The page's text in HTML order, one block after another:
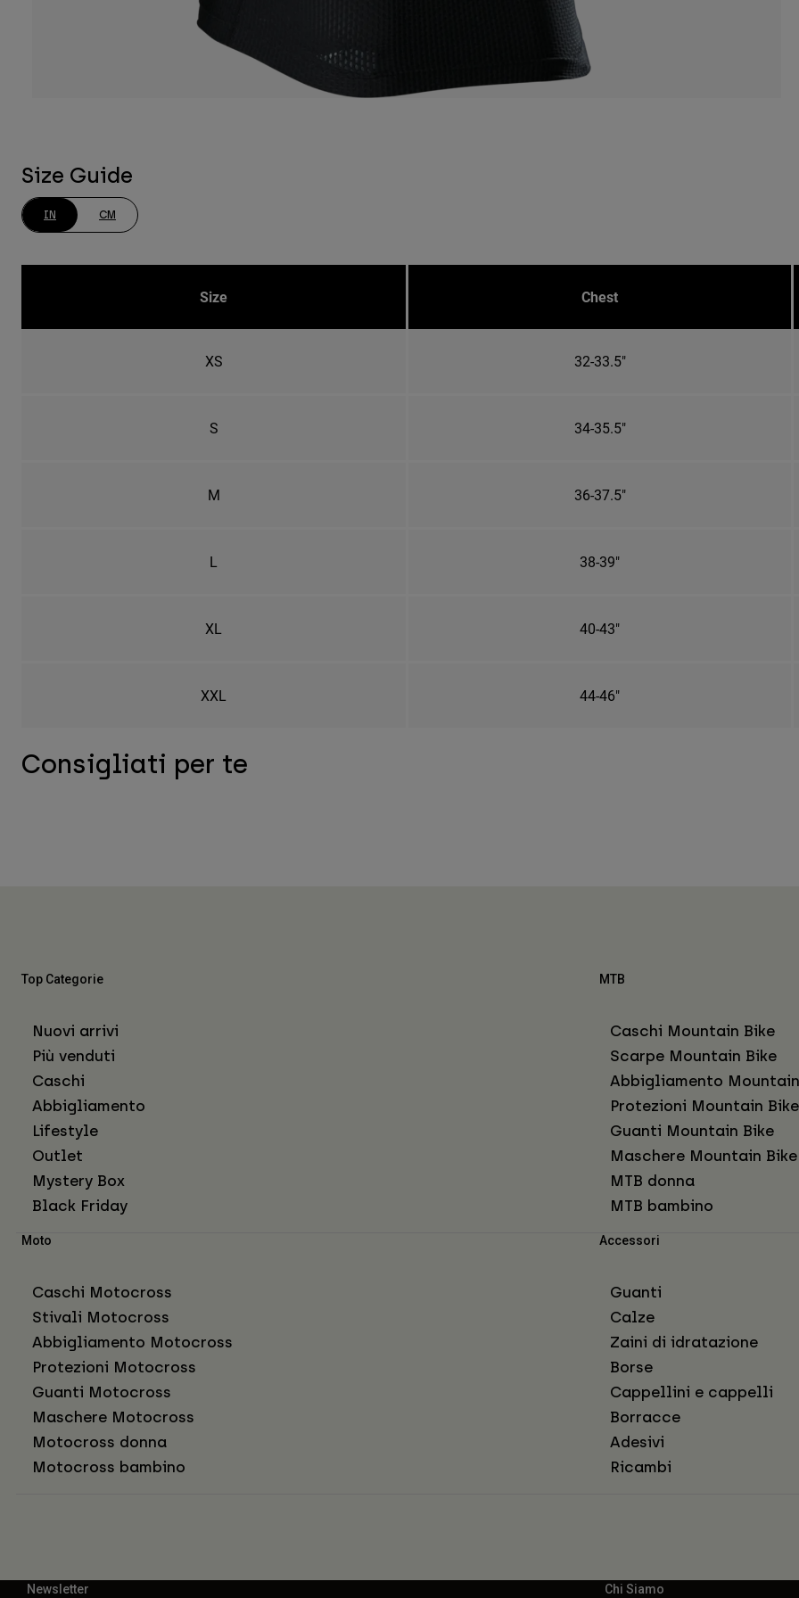
Size Guide
IN CM
Size Chest
XS 32-33.5"
S 34-35.5"
M 36-37.5"
L 38-39"
XL 40-43"
XXL 44-46"
Consigliati per te
Top Categorie
Nuovi arrivi
Più venduti
Caschi
Abbigliamento
Lifestyle
Outlet
Mystery Box
Black Friday
MTB
Caschi Mountain Bike
Scarpe Mountain Bike
Abbigliamento
Protezioni Mountain Bike
Guanti Mountain Bike
Maschere Mountain Bike
MTB donna
MTB bambino
Moto
Caschi Motocross
Stivali Motocross
Abbigliamento Motocross
Protezioni Motocross
Guanti Motocross
Maschere Motocross
Motocross donna
Motocross bambino
Accessori
Guanti
Calze
Zaini di idratazione
Borse
Cappellini e cappelli
Borracce
Adesivi
Ricambi
Newsletter Chi Siamo